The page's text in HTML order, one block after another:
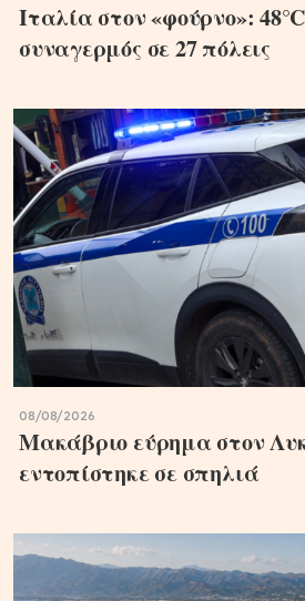
Ιταλία στον «φούρνο»:
συναγερμός σε 27 πόλεις
08/08/2026
Μακάβριο εύρημα στον
εντοπίστηκε σε σπηλιά